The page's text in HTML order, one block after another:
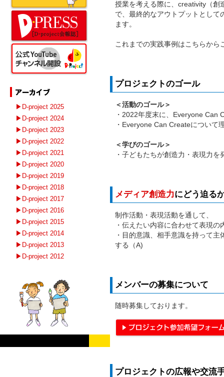
▶D-project 2025
▶D-project 2024
▶D-project 2023
▶D-project 2022
▶D-project 2021
▶D-project 2020
▶D-project 2019
▶D-project 2018
▶D-project 2017
▶D-project 2016
▶D-project 2015
▶D-project 2014
▶D-project 2013
▶D-project 2012
授業を考える際に、creativity（創
で、最終的なアウトプットとして
ます。
これまでの実践事例はこちらか
プロジェクトのゴール
＜活動のゴール＞
・2022年度末に、Everyone Can
・Everyone Can Createについて
＜学びのゴール＞
・子どもたちが創造力・表現力
メディア創造力にどう迫る
制作活動・表現活動を通して、
・伝えたい内容に合わせて表現
・目的意識、相手意識を持って
する（A)
メンバーの募集について
随時募集しております。
プロジェクトの広報や交流